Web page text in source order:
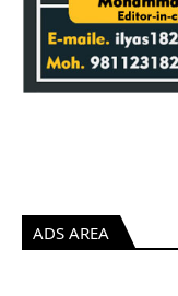
ADS AREA